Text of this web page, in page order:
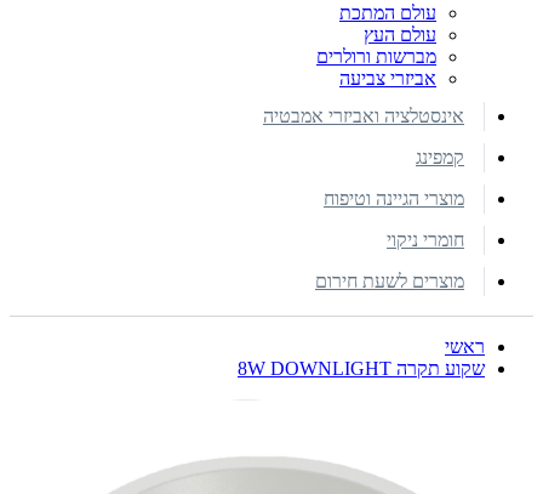
עולם המתכת
עולם העץ
מברשות ורולרים
אביזרי צביעה
אינסטלציה ואביזרי אמבטיה
קמפינג
מוצרי הגיינה וטיפוח
חומרי ניקוי
מוצרים לשעת חירום
ראשי
שקוע תקרה 8W DOWNLIGHT